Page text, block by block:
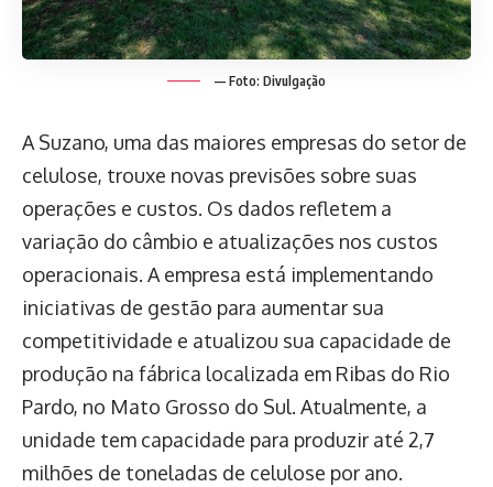
— Foto: Divulgação
A Suzano, uma das maiores empresas do setor de
celulose, trouxe novas previsões sobre suas
operações e custos. Os dados refletem a
variação do câmbio e atualizações nos custos
operacionais. A empresa está implementando
iniciativas de gestão para aumentar sua
competitividade e atualizou sua capacidade de
produção na fábrica localizada em Ribas do Rio
Pardo, no Mato Grosso do Sul. Atualmente, a
unidade tem capacidade para produzir até 2,7
milhões de toneladas de celulose por ano.